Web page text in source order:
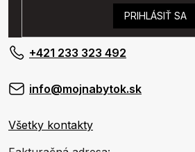
PRIHLÁSIŤ SA
+421 233 323 492
info@mojnabytok.sk
Všetky kontakty